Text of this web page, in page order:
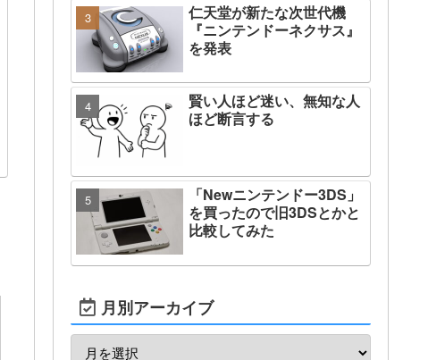
仁天堂が新たな次世代機
『ニンテンドーネクサス』
を発表
賢い人ほど迷い、無知な人
ほど断言する
「Newニンテンドー3DS」
を買ったので旧3DSとかと
比較してみた
月別アーカイブ